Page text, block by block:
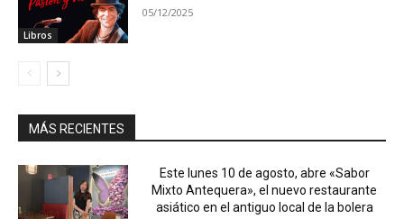
Libros
05/12/2025
MÁS RECIENTES
Este lunes 10 de agosto, abre «Sabor
Mixto Antequera», el nuevo restaurante
asiático en el antiguo local de la bolera